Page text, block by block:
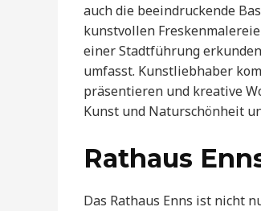
auch die beeindruckende
kunstvollen
einer Stadtführung
umfasst. Kunstliebhaber
präsentieren und kreative
Kunst und Naturschönheit
Rathaus
Das Rathaus Enns ist nicht